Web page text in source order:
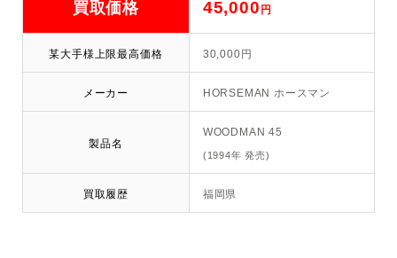
買取価格 45,000 円
某大手様上限最高価格 30,000円
メーカー HORSEMAN ホースマン
製品名
WOODMAN 45
(1994年 発売)
買取履歴 福岡県